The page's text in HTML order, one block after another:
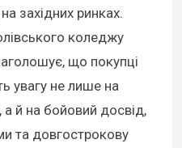
західних ринках.
коледжу
що покупці
увагу не лише на
а й на бойовий досвід,
та довгострокову